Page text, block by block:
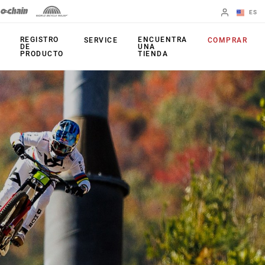
ES
English
Cambiar de
región
PRODUCTOS
Mandos de
cambio
Frenos
Cambios
Juegos de bielas
Potenciómetros
Arañas activas
Platos
Cassettes
Cadenas
Accesorios
Aplicaciones
Patilla de Cambio
Universal (UDH)
REGISTRO
DE
PRODUCTO
SERVICE
ENCUENTRA
UNA
TIENDA
COMPRAR